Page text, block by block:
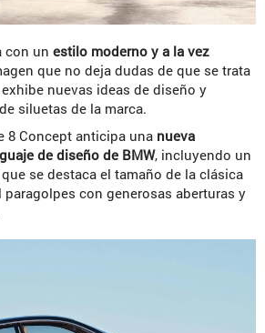
con un estilo moderno y a la vez
que no deja dudas de que se trata
nuevas ideas de diseño y
siluetas de la marca.
8 Concept anticipa una nueva
de diseño de BMW, incluyendo un
se destaca el tamaño de la clásica
paragolpes con generosas aberturas y